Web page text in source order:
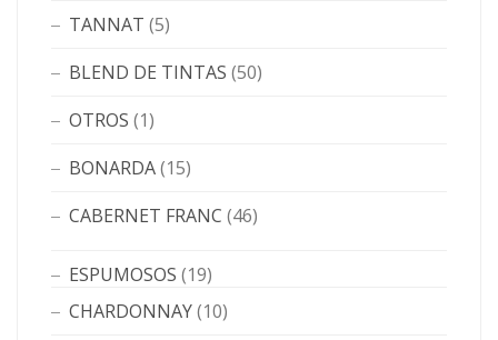
TANNAT (5)
BLEND DE TINTAS (50)
OTROS (1)
BONARDA(15)
CABERNET FRANC (46)
ESPUMOSOS (19)
CHARDONNAY(10)